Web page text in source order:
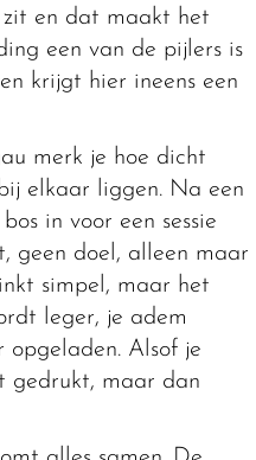
en dat maakt het
een van de pijlers is
krijgt hier ineens een
merk je hoe dicht
elkaar liggen. Na een
in voor een sessie
geen doel, alleen maar
simpel, maar het
leger, je adem
opgeladen. Alsof je
gedrukt, maar dan